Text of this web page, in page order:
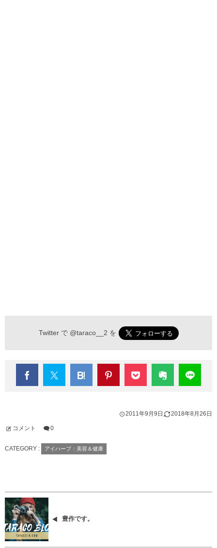
Twitter で @taraco__2 を
2011年9月9日 2018年8月26日
コメント 0
CATEGORY : アイハーブ：美容＆健康
豊作です。